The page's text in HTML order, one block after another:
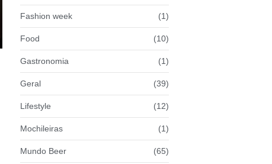
Fashion week (1)
Food (10)
Gastronomia (1)
Geral (39)
Lifestyle (12)
Mochileiras (1)
Mundo Beer (65)